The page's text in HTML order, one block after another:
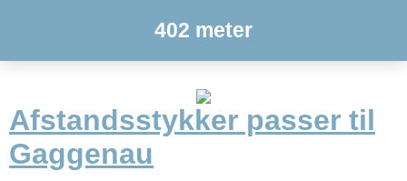
402 meter
Afstandsstykker passer til
Gaggenau